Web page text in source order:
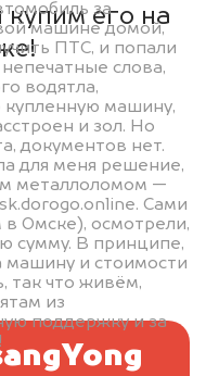
за
машине домой,
ПТС, и попали
слова,
водятла,
машину,
и зол. Но
документов нет.
для меня решение,
металлоломом —
Сами
Омске), осмотрели,
сумму. В принципе,
машину и стоимости
так что живём,
из
поддержку и за
его на